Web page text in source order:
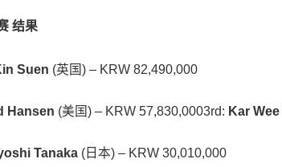
结果
Suen (英国) – KRW 82,490,000
Hansen (美国) – KRW 57,830,0003rd: Kar
Tanaka (日本) – KRW 30,010,000